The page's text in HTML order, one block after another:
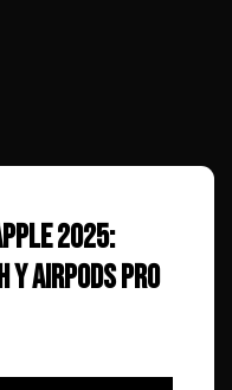
2025:
y AirPods Pro